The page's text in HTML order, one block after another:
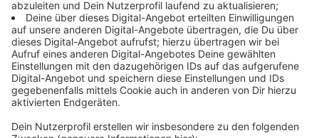
auch bei der Stadtverwaltung soll diese Woche
gestreikt werden, dazu gibt es aber noch keine
offiziellen Mitteilungen. Nach unseren Infos
werden Mittwoch wohl wieder die städtischen
Kitas bestreikt. Betroffen sein könnten zum
Beispiel auch Schwimmbäder und die Kfz-
Zulassungsstelle.
Veröffentlicht: Montag, 10.03.2025 06:46